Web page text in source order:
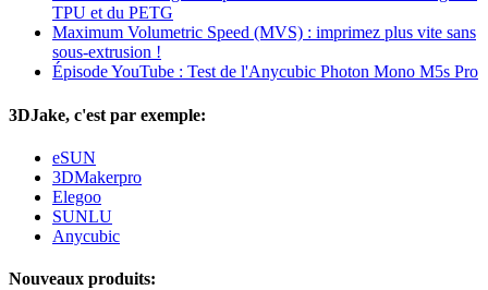
TPU et du PETG
Maximum Volumetric Speed (MVS) : imprimez plus vite sans
sous-extrusion !
Épisode YouTube : Test de l'Anycubic Photon Mono M5s Pro
3DJake, c'est par exemple:
eSUN
3DMakerpro
Elegoo
SUNLU
Anycubic
Nouveaux produits: